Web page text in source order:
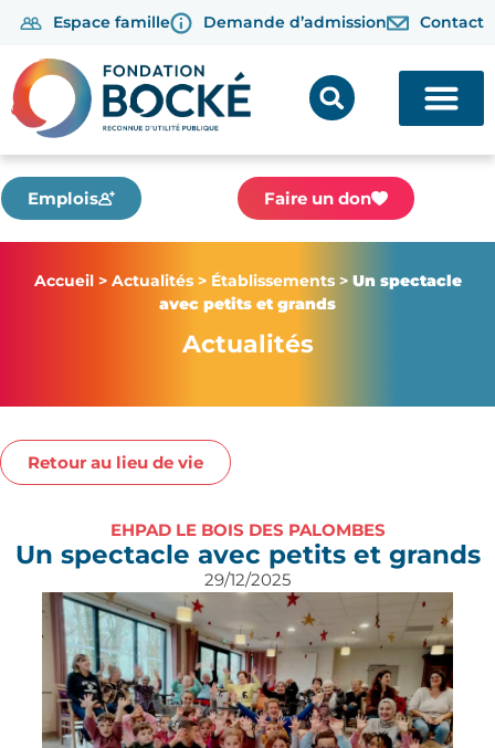
Espace famille Demande d’admission Contact
Emplois Faire un don
Accueil> Actualités> Établissements> Un spectacle
avec petits et grands
Actualités
Retour au lieu de vie
EHPAD LE BOIS DES PALOMBES
Un spectacle avec petits et grands
29/12/2025